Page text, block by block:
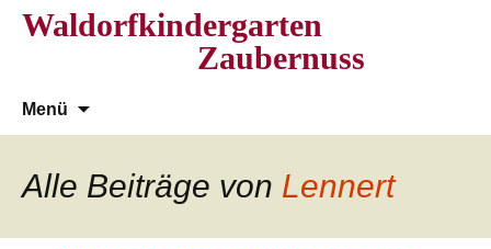
Waldorfkindergarten
Zaubernuss
Menü
Alle Beiträge von Lennert